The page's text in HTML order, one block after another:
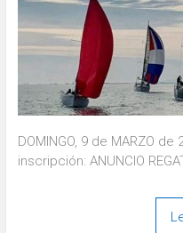
DOMINGO, 9 de MARZO
inscripción: ANUNCIO